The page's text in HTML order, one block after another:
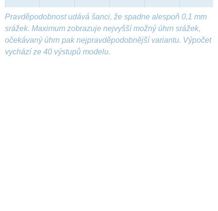
Pravděpodobnost udává šanci, že spadne alespoň 0,1 mm
srážek. Maximum zobrazuje nejvyšší možný úhrn srážek,
očekávaný úhrn pak nejpravděpodobnější variantu. Výpočet
vychází ze 40 výstupů modelu.